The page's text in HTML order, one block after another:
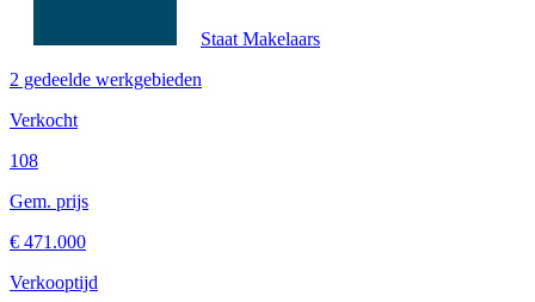
Staat Makelaars
2 gedeelde werkgebieden
Verkocht
108
Gem. prijs
€ 471.000
Verkooptijd